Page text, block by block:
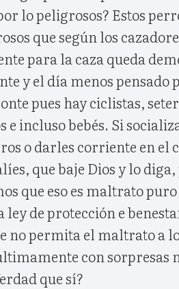
lo peligrosos? Estos
que según los
para la caza queda
y el día menos pensado
pues hay ciclistas,
incluso bebés. Si
o darles corriente en el
que baje Dios y lo
que eso es maltrato
ley de protección e
no permita el maltrato a
con sorpresas
que sí?